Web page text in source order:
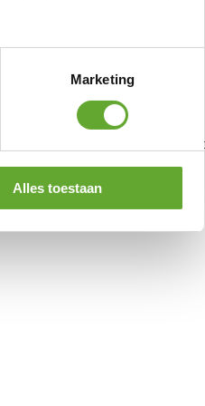
Marketing
Alles toestaan
modulaire ontwerp zijn de
en duurzaam energiebeheer.